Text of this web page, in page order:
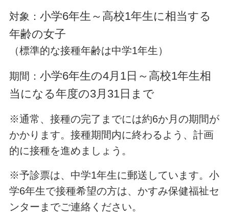
対象： 小学6年生～高校1年生に相当する
年齢の女子
（標準的な接種年齢は中学1年生）
期間： 小学6年生の4月1日～高校1年生相
当になる年度の3月31日まで
※通常、接種の完了までには約6か月の期間が
かかります。接種期間内に終わるよう、計画
的に接種を進めましょう。
※予診票は、中学1年生に郵送しています。小
学6年生で接種希望の方は、かすみ保健福祉セ
ンターまでご連絡ください。